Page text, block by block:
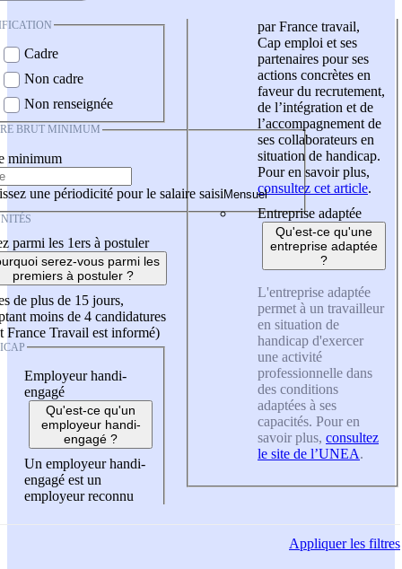
Cadre
Non cadre
Non renseignée
BRUT MINIMUM
minimum
une périodicité pour le salaire saisi
parmi les 1ers à postuler
serez-vous parmi les
premiers à postuler ?
de plus de 15 jours,
moins de 4 candidatures
France Travail est informé)
Employeur handi-
engagé
Qu'est-ce qu'un
employeur handi-
engagé ?
Un employeur handi-
engagé est un
employeur reconnu
par France travail,
Cap emploi et ses
partenaires pour ses
actions concrètes en
faveur du recrutement,
de l’intégration et de
l’accompagnement de
ses collaborateurs en
situation de handicap.
Pour en savoir plus,
consultez cet article.
Entreprise adaptée
Qu'est-ce qu'une
entreprise adaptée
?
L'entreprise adaptée
permet à un travailleur
en situation de
handicap d'exercer
une activité
professionnelle dans
des conditions
adaptées à ses
capacités. Pour en
savoir plus, consultez
le site de l’UNEA.
Appliquerles filtres